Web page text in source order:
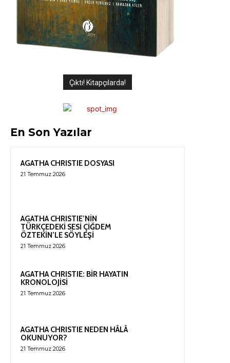
Çıktı! Kitapçılarda!
En Son Yazılar
AGATHA CHRISTIE DOSYASI
21 Temmuz 2026
AGATHA CHRISTIE’NİN
TÜRKÇEDEKİ SESİ ÇİĞDEM
ÖZTEKİN’LE SÖYLEŞİ
21 Temmuz 2026
AGATHA CHRISTIE: BİR HAYATIN
KRONOLOJİSİ
21 Temmuz 2026
AGATHA CHRISTIE NEDEN HÂLÂ
OKUNUYOR?
21 Temmuz 2026